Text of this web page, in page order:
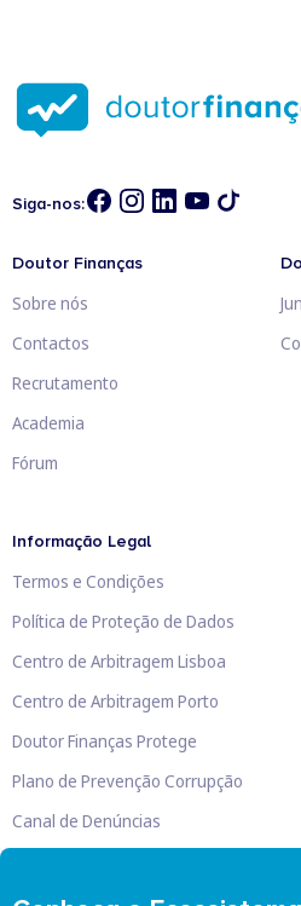
Siga-nos:
Doutor Finanças
Sobre nós
Contactos
Recrutamento
Academia
Fórum
Informação Legal
Termos e Condições
Política de Proteção de Dados
Centro de Arbitragem Lisboa
Centro de Arbitragem Porto
Doutor Finanças Protege
Plano de Prevenção Corrupção
Canal de Denúncias